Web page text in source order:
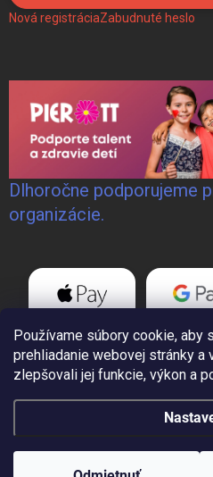
Používame súbory cookie, aby
prehliadanie webovej stránky a
zlepšovali jej funkcie, výkon a
Nová registráciaZabudnuté heslo
Dlhoročne podporujeme
organizácie.
Copyright 2026GoWELD, s.r.o.